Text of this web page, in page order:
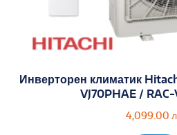
Инверторен климатик
VJ70PHAE /
4,099.00